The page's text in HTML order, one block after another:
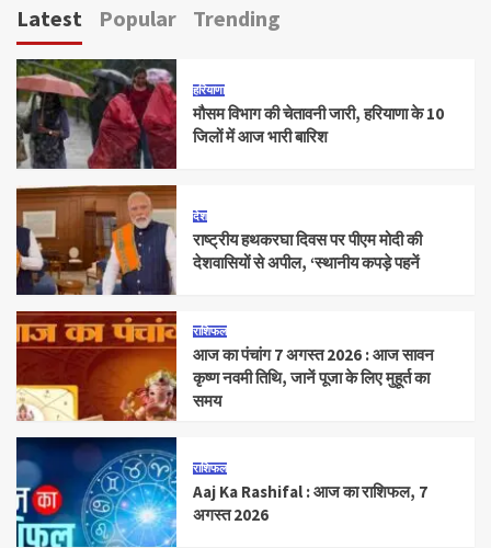
Latest Popular Trending
हरियाणा
मौसम विभाग की चेतावनी जारी, हरियाणा के 10
जिलों में आज भारी बारिश
देश
राष्ट्रीय हथकरघा दिवस पर पीएम मोदी की
देशवासियों से अपील, ‘स्थानीय कपड़े पहनें
राशिफल
आज का पंचांग 7 अगस्त 2026 : आज सावन
कृष्ण नवमी तिथि, जानें पूजा के लिए मुहूर्त का
समय
राशिफल
Aaj Ka Rashifal : आज का राशिफल, 7
अगस्त 2026